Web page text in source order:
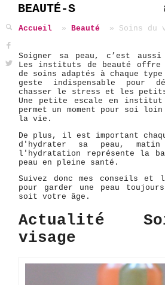
BEAUTÉ-S
Accueil Beauté Soins du
Soigner sa peau, c’est aussi
Les instituts de beauté offre
de soins adaptés à chaque
geste indispensable pour
chasser le stress et les petits
Une petite escale en institut
permet un moment pour soi
la vie.
De plus, il est important
d'hydrater sa peau,
l'hydratation représente la
peau en pleine santé.
Suivez donc mes conseils et
pour garder une peau
soit votre âge.
Actualité
visage